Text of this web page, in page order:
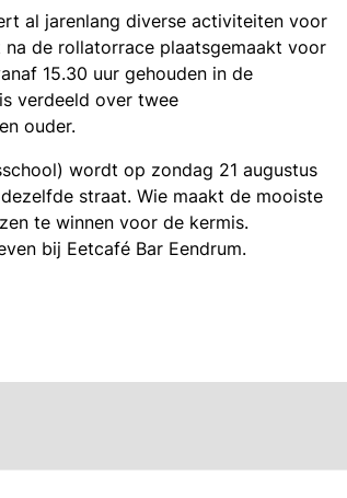
al jarenlang diverse activiteiten voor
na de rollatorrace plaatsgemaakt voor
15.30 uur gehouden in de
verdeeld over twee
ouder.
wordt op zondag 21 augustus
straat. Wie maakt de mooiste
te winnen voor de kermis.
bij Eetcafé Bar Eendrum.